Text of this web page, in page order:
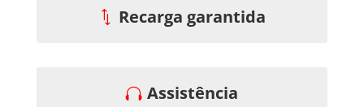
Recarga garantida
Assistência